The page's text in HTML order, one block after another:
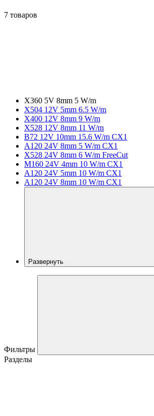
7 товаров
X360 5V 8mm 5 W/m
X504 12V 5mm 6.5 W/m
X400 12V 8mm 9 W/m
X528 12V 8mm 11 W/m
B72 12V 10mm 15.6 W/m CX1
A120 24V 8mm 5 W/m CX1
X528 24V 8mm 6 W/m FreeCut
M160 24V 4mm 10 W/m CX1
A120 24V 5mm 10 W/m CX1
A120 24V 8mm 10 W/m CX1
Развернуть
Фильтры
Разделы